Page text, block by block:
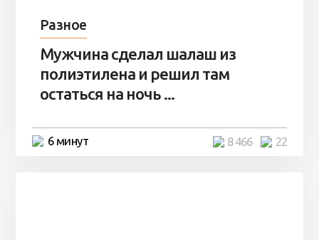
Разное
Мужчина сделал шалаш из
полиэтилена и решил там
остаться на ночь ...
6 минут 22
8 466